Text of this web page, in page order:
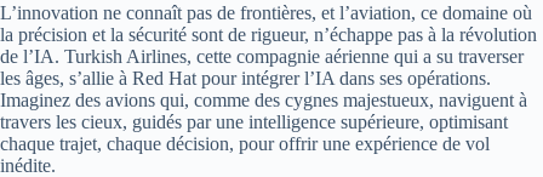
L’innovation ne connaît pas de frontières, et l’aviation, ce domaine où
la précision et la sécurité sont de rigueur, n’échappe pas à la révolution
de l’IA. Turkish Airlines, cette compagnie aérienne qui a su traverser
les âges, s’allie à Red Hat pour intégrer l’IA dans ses opérations.
Imaginez des avions qui, comme des cygnes majestueux, naviguent à
travers les cieux, guidés par une intelligence supérieure, optimisant
chaque trajet, chaque décision, pour offrir une expérience de vol
inédite.